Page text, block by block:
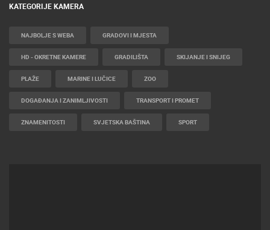
KATEGORIJE KAMERA
NAJBOLJE S WEBA GRADOVI I MJESTA
HD - OKRETNE KAMERE GRADILIŠTA SKIJANJE I SNIJEG
PLAŽE MARINE I LUČICE ZOO
DOGAĐANJA I ZANIMLJIVOSTI TRANSPORT I PROMET
ZNAMENITOSTI SVJETSKA BAŠTINA SPORT